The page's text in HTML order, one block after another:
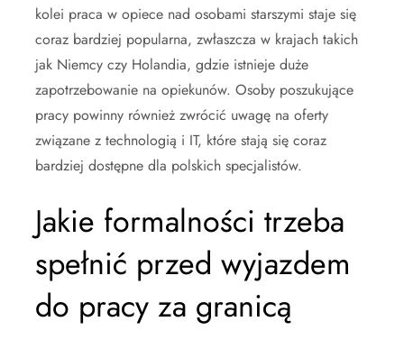
kolei praca w opiece nad osobami starszymi staje się
coraz bardziej popularna, zwłaszcza w krajach takich
jak Niemcy czy Holandia, gdzie istnieje duże
zapotrzebowanie na opiekunów. Osoby poszukujące
pracy powinny również zwrócić uwagę na oferty
związane z technologią i IT, które stają się coraz
bardziej dostępne dla polskich specjalistów.
Jakie formalności trzeba
spełnić przed wyjazdem
do pracy za granicą